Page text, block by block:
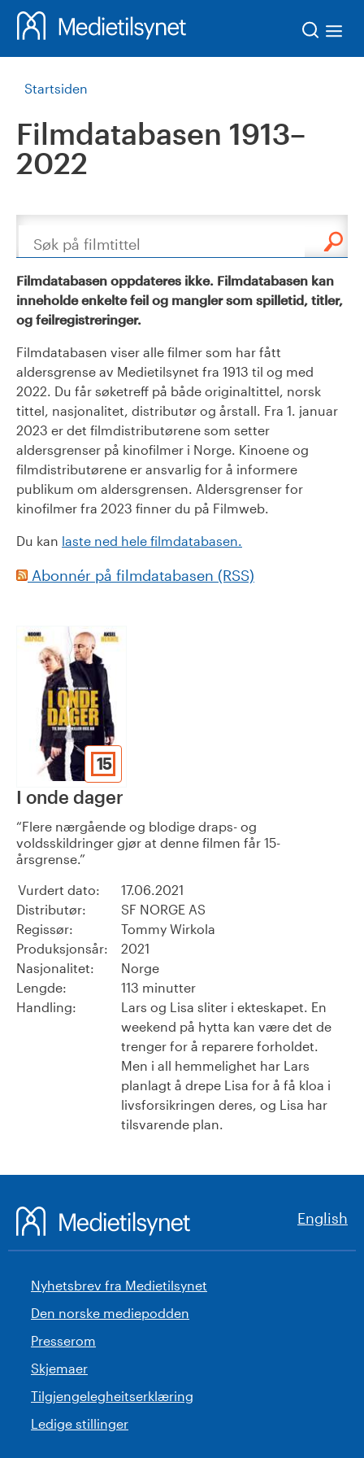
Startsiden
Filmdatabasen 1913–
2022
Søk
Filmdatabasen oppdateres ikke. Filmdatabasen kan
inneholde enkelte feil og mangler som spilletid, titler,
og feilregistreringer.
Filmdatabasen viser alle filmer som har fått
aldersgrense av Medietilsynet fra 1913 til og med
2022. Du får søketreff på både originaltittel, norsk
tittel, nasjonalitet, distributør og årstall. Fra 1. januar
2023 er det filmdistributørene som setter
aldersgrenser på kinofilmer i Norge. Kinoene og
filmdistributørene er ansvarlig for å informere
publikum om aldersgrensen. Aldersgrenser for
kinofilmer fra 2023 finner du på Filmweb.
Du kan laste ned hele filmdatabasen.
Abonnér på filmdatabasen (RSS)
15
I onde dager
Flere nærgående og blodige draps- og
voldsskildringer gjør at denne filmen får 15-
årsgrense.
Vurdert dato:
17.06.2021
Distributør:
SF NORGE AS
Regissør:
Tommy Wirkola
Produksjonsår:
2021
Nasjonalitet:
Norge
Lengde:
113 minutter
Handling:
Lars og Lisa sliter i ekteskapet. En
weekend på hytta kan være det de
trenger for å reparere forholdet.
Men i all hemmelighet har Lars
planlagt å drepe Lisa for å få kloa i
livsforsikringen deres, og Lisa har
tilsvarende plan.
English
Nyhetsbrev fra Medietilsynet
Den norske mediepodden
Presserom
Skjemaer
Tilgjengelegheitserklæring
Ledige stillinger